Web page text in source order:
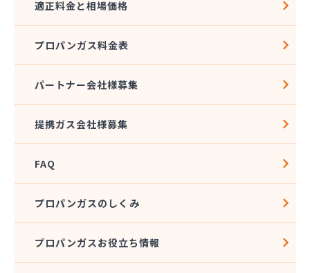
角広ガス
割又商店
株式会社アドニス
株式会社あみや商事 本社
株式会社エイチティーピー
株式会社エイチティーピー
株式会社エス・アイ東海
株式会社オーテック
株式会社オーテック 西三河営業所
適正料金と相場価格
プロパンガス料金表
パートナー会社様募集
提携ガス会社様募集
FAQ
プロパンガスのしくみ
プロパンガスお役立ち情報